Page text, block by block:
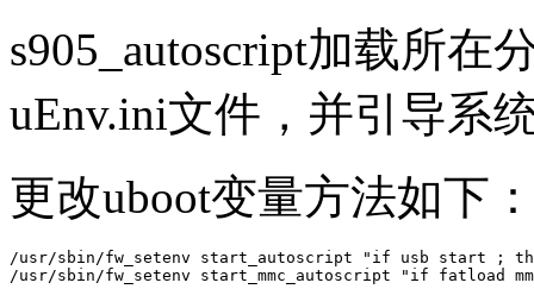
s905_autoscript加载所在
uEnv.ini文件，并引导系
更改uboot变量方法如下
/usr/sbin/fw_setenv start_autoscript "if usb start ;
/usr/sbin/fw_setenv start_mmc_autoscript "if fatload